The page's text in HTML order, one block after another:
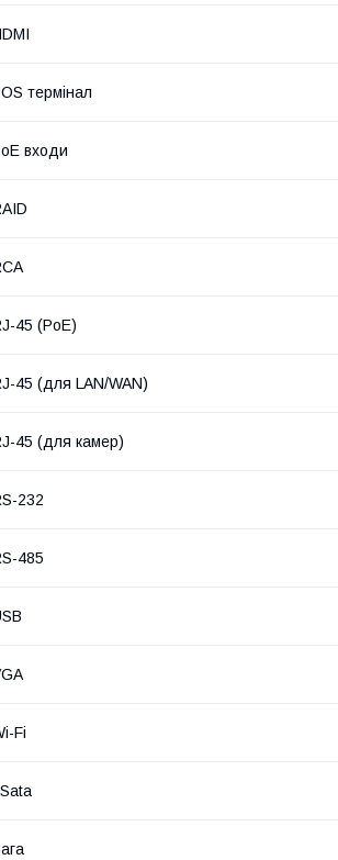
термінал
входи
45 (PoE)
45 (для LAN/WAN)
45 (для камер)
232
485
Fi